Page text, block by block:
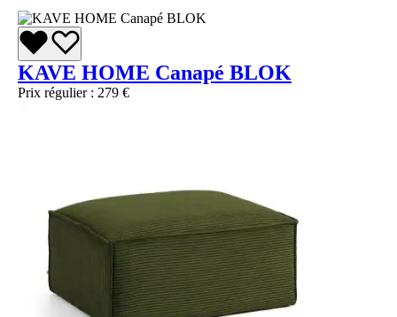
KAVE HOME Canapé BLOK
Prix régulier : 279 €